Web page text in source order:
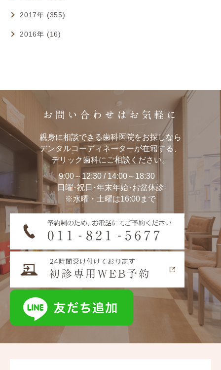
2017年 (355)
2016年 (16)
お問い合わせはお気軽に
親身に相談できる歯科医院をお探しなら
デンタルコーディネーターが在籍する、
デリック歯科にご相談ください。
9:00～12:30 / 14:00～18:30
日曜･祝日･年末年始･お盆休診
※水曜・土曜は16:00まで